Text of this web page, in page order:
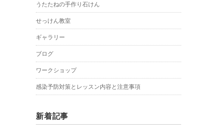
うたたねの手作り石けん
せっけん教室
ギャラリー
ブログ
ワークショップ
感染予防対策とレッスン内容と注意事項
新着記事